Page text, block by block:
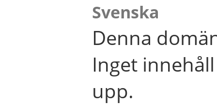
Svenska
Denna
Inget
upp.